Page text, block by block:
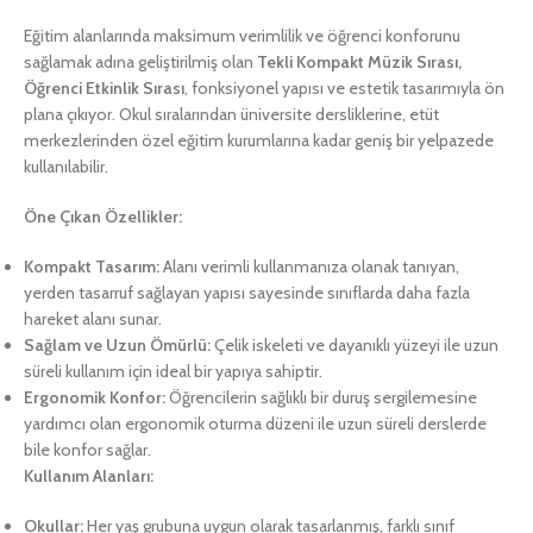
Eğitim alanlarında maksimum verimlilik ve öğrenci konforunu
sağlamak adına geliştirilmiş olan Tekli Kompakt Müzik Sırası,
Öğrenci Etkinlik Sırası, fonksiyonel yapısı ve estetik tasarımıyla ön
plana çıkıyor. Okul sıralarından üniversite dersliklerine, etüt
merkezlerinden özel eğitim kurumlarına kadar geniş bir yelpazede
kullanılabilir.
Öne Çıkan Özellikler:
Kompakt Tasarım:Alanı verimli kullanmanıza olanak tanıyan,
yerden tasarruf sağlayan yapısı sayesinde sınıflarda daha fazla
hareket alanı sunar.
Sağlam ve Uzun Ömürlü:Çelik iskeleti ve dayanıklı yüzeyi ile uzun
süreli kullanım için ideal bir yapıya sahiptir.
Ergonomik Konfor:Öğrencilerin sağlıklı bir duruş sergilemesine
yardımcı olan ergonomik oturma düzeni ile uzun süreli derslerde
bile konfor sağlar.
Kullanım Alanları:
Okullar:Her yaş grubuna uygun olarak tasarlanmış, farklı sınıf